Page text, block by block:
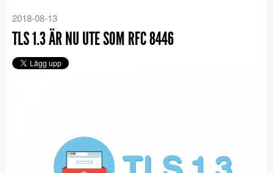
2018-08-13
TLS 1.3 ÄR NU UTE SOM RFC 8446